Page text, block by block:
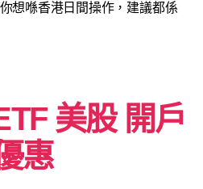
想喺香港日間操作，建議都係
美股 開戶
惠